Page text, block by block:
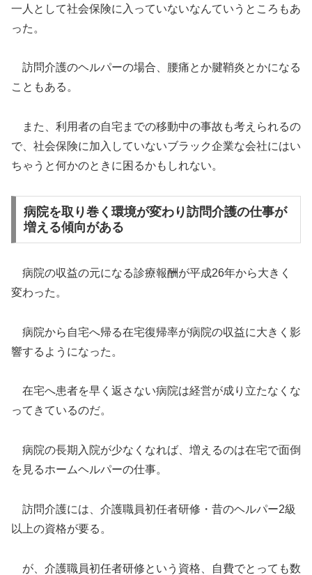
一人として社会保険に入っていないなんていうところもあ
った。
訪問介護のヘルパーの場合、腰痛とか腱鞘炎とかになる
こともある。
また、利用者の自宅までの移動中の事故も考えられるの
で、社会保険に加入していないブラック企業な会社にはい
ちゃうと何かのときに困るかもしれない。
病院を取り巻く環境が変わり訪問介護の仕事が
増える傾向がある
病院の収益の元になる診療報酬が平成26年から大きく
変わった。
病院から自宅へ帰る在宅復帰率が病院の収益に大きく影
響するようになった。
在宅へ患者を早く返さない病院は経営が成り立たなくな
ってきているのだ。
病院の長期入院が少なくなれば、増えるのは在宅で面倒
を見るホームヘルパーの仕事。
訪問介護には、介護職員初任者研修・昔のヘルパー2級
以上の資格が要る。
が、介護職員初任者研修という資格、自費でとっても数